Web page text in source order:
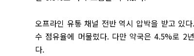
오프라인 유통 채널 전반 역시 압박을 받고 있
수 점유율에 머물렀다. 다만 약국은 4.5%로 2
다.